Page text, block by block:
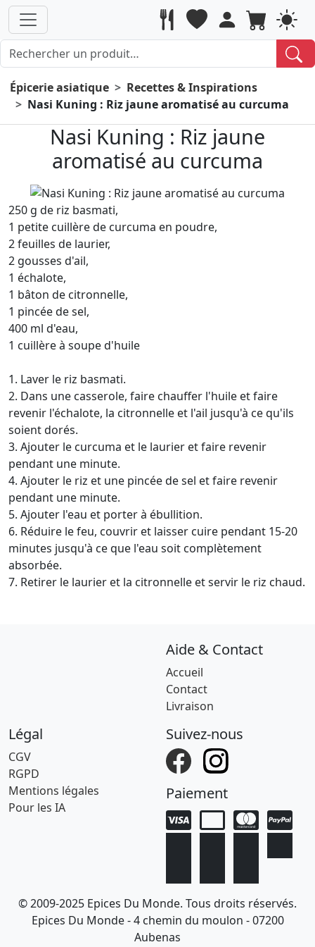
Épicerie asiatique
Recettes & Inspirations
Nasi Kuning : Riz jaune aromatisé au curcuma
Nasi Kuning : Riz jaune
aromatisé au curcuma
250 g de riz basmati,
1 petite cuillère de curcuma en poudre,
2 feuilles de laurier,
2 gousses d'ail,
1 échalote,
1 bâton de citronnelle,
1 pincée de sel,
400 ml d'eau,
1 cuillère à soupe d'huile
1. Laver le riz basmati.
2. Dans une casserole, faire chauffer l'huile et faire
revenir l'échalote, la citronnelle et l'ail jusqu'à ce qu'ils
soient dorés.
3. Ajouter le curcuma et le laurier et faire revenir
pendant une minute.
4. Ajouter le riz et une pincée de sel et faire revenir
pendant une minute.
5. Ajouter l'eau et porter à ébullition.
6. Réduire le feu, couvrir et laisser cuire pendant 15-20
minutes jusqu'à ce que l'eau soit complètement
absorbée.
7. Retirer le laurier et la citronnelle et servir le riz chaud.
Aide & Contact
Accueil
Contact
Livraison
Légal
CGV
RGPD
Mentions légales
Pour les IA
Suivez-nous
Paiement
© 2009-2025 Epices Du Monde. Tous droits réservés.
Epices Du Monde - 4 chemin du moulon - 07200
Aubenas